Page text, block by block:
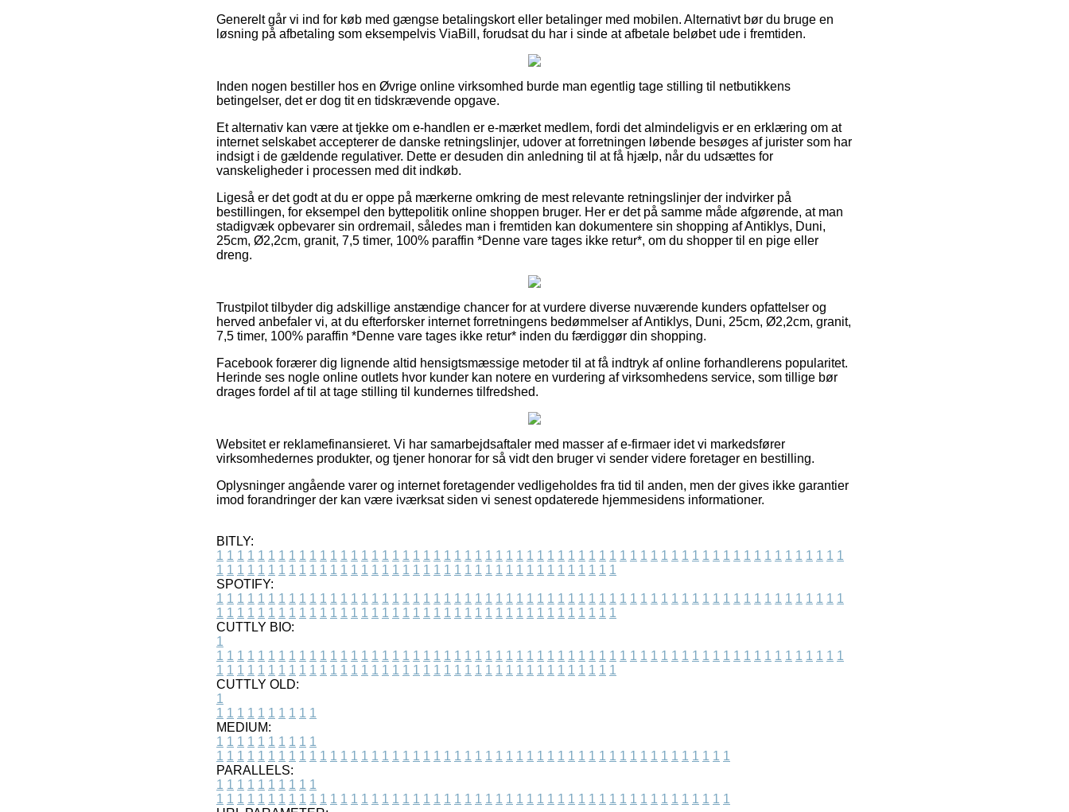
Generelt går vi ind for køb med gængse betalingskort eller betalinger med mobilen. Alternativt bør du bruge en
løsning på afbetaling som eksempelvis ViaBill, forudsat du har i sinde at afbetale beløbet ude i fremtiden.
Inden nogen bestiller hos en Øvrige online virksomhed burde man egentlig tage stilling til netbutikkens
betingelser, det er dog tit en tidskrævende opgave.
Et alternativ kan være at tjekke om e-handlen er e-mærket medlem, fordi det almindeligvis er en erklæring om at
internet selskabet accepterer de danske retningslinjer, udover at forretningen løbende besøges af jurister som har
indsigt i de gældende regulativer. Dette er desuden din anledning til at få hjælp, når du udsættes for
vanskeligheder i processen med dit indkøb.
Ligeså er det godt at du er oppe på mærkerne omkring de mest relevante retningslinjer der indvirker på
bestillingen, for eksempel den byttepolitik online shoppen bruger. Her er det på samme måde afgørende, at man
stadigvæk opbevarer sin ordremail, således man i fremtiden kan dokumentere sin shopping af Antiklys, Duni,
25cm, Ø2,2cm, granit, 7,5 timer, 100% paraffin *Denne vare tages ikke retur*, om du shopper til en pige eller
dreng.
Trustpilot tilbyder dig adskillige anstændige chancer for at vurdere diverse nuværende kunders opfattelser og
herved anbefaler vi, at du efterforsker internet forretningens bedømmelser af Antiklys, Duni, 25cm, Ø2,2cm, granit,
7,5 timer, 100% paraffin *Denne vare tages ikke retur* inden du færdiggør din shopping.
Facebook forærer dig lignende altid hensigtsmæssige metoder til at få indtryk af online forhandlerens popularitet.
Herinde ses nogle online outlets hvor kunder kan notere en vurdering af virksomhedens service, som tillige bør
drages fordel af til at tage stilling til kundernes tilfredshed.
Websitet er reklamefinansieret. Vi har samarbejdsaftaler med masser af e-firmaer idet vi markedsfører
virksomhedernes produkter, og tjener honorar for så vidt den bruger vi sender videre foretager en bestilling.
Oplysninger angående varer og internet foretagender vedligeholdes fra tid til anden, men der gives ikke garantier
imod forandringer der kan være iværksat siden vi senest opdaterede hjemmesidens informationer.
BITLY:
1 1 1 1 1 1 1 1 1 1 1 1 1 1 1 1 1 1 1 1 1 1 1 1 1 1 1 1 1 1 1 1 1 1 1 1 1 1 1 1 1 1 1 1 1 1 1 1 1 1 1 1 1 1 1 1 1 1 1 1 1
1 1 1 1 1 1 1 1 1 1 1 1 1 1 1 1 1 1 1 1 1 1 1 1 1 1 1 1 1 1 1 1 1 1 1 1 1 1 1
SPOTIFY:
1 1 1 1 1 1 1 1 1 1 1 1 1 1 1 1 1 1 1 1 1 1 1 1 1 1 1 1 1 1 1 1 1 1 1 1 1 1 1 1 1 1 1 1 1 1 1 1 1 1 1 1 1 1 1 1 1 1 1 1 1
1 1 1 1 1 1 1 1 1 1 1 1 1 1 1 1 1 1 1 1 1 1 1 1 1 1 1 1 1 1 1 1 1 1 1 1 1 1 1
CUTTLY BIO:
1
1 1 1 1 1 1 1 1 1 1 1 1 1 1 1 1 1 1 1 1 1 1 1 1 1 1 1 1 1 1 1 1 1 1 1 1 1 1 1 1 1 1 1 1 1 1 1 1 1 1 1 1 1 1 1 1 1 1 1 1 1
1 1 1 1 1 1 1 1 1 1 1 1 1 1 1 1 1 1 1 1 1 1 1 1 1 1 1 1 1 1 1 1 1 1 1 1 1 1 1
CUTTLY OLD:
1
1 1 1 1 1 1 1 1 1 1
MEDIUM:
1 1 1 1 1 1 1 1 1 1
1 1 1 1 1 1 1 1 1 1 1 1 1 1 1 1 1 1 1 1 1 1 1 1 1 1 1 1 1 1 1 1 1 1 1 1 1 1 1 1 1 1 1 1 1 1 1 1 1 1
PARALLELS:
1 1 1 1 1 1 1 1 1 1
1 1 1 1 1 1 1 1 1 1 1 1 1 1 1 1 1 1 1 1 1 1 1 1 1 1 1 1 1 1 1 1 1 1 1 1 1 1 1 1 1 1 1 1 1 1 1 1 1 1